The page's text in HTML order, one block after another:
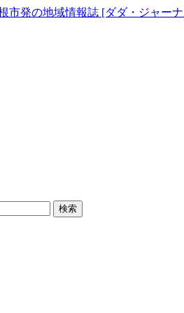
市発の地域情報誌 [ダダ・ジャー